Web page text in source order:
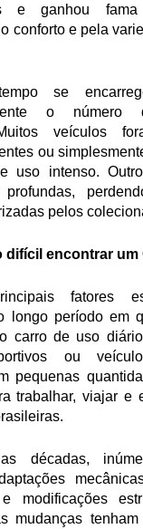
e ganhou
conforto e pela
se
o número
veículos
ou
uso intenso.
profundas,
pelos
difícil encontrar
fatores
longo período em
carro de uso
ou
pequenas
trabalhar, viajar e
décadas,
modificações
mudanças